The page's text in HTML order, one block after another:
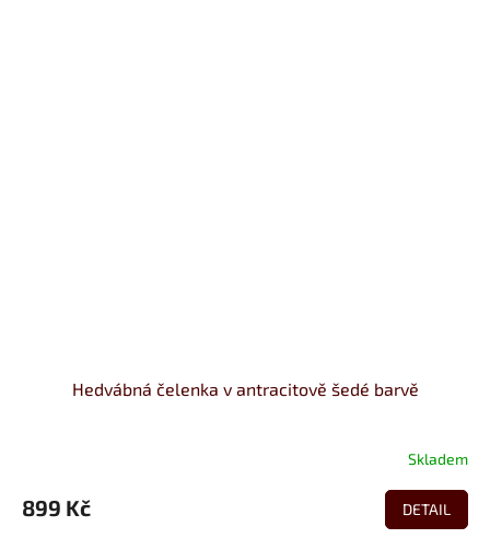
Hedvábná čelenka v antracitově šedé barvě
Skladem
899 Kč DETAIL